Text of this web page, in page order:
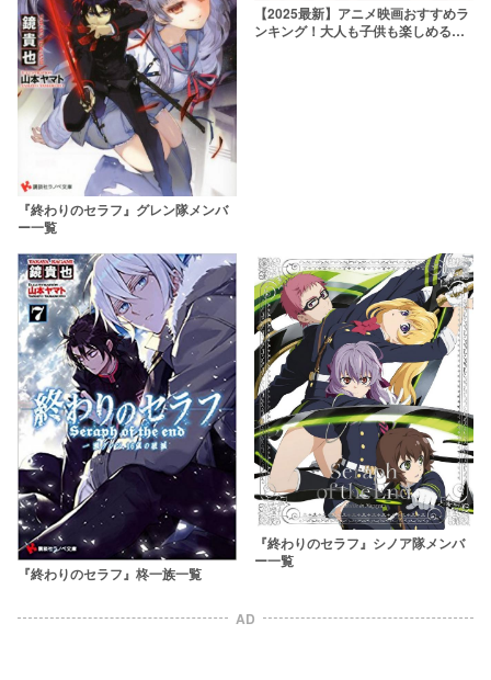
『終わりのセラフ』グレン隊メンバ
ー一覧
【2025最新】アニメ映画おすすめラ
ンキング！大人も子供も楽しめる最
『終わりのセラフ』柊一族一覧
『終わりのセラフ』シノア隊メンバ
ー一覧
AD